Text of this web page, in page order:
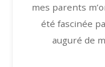
mes parents
été fascinée
auguré de